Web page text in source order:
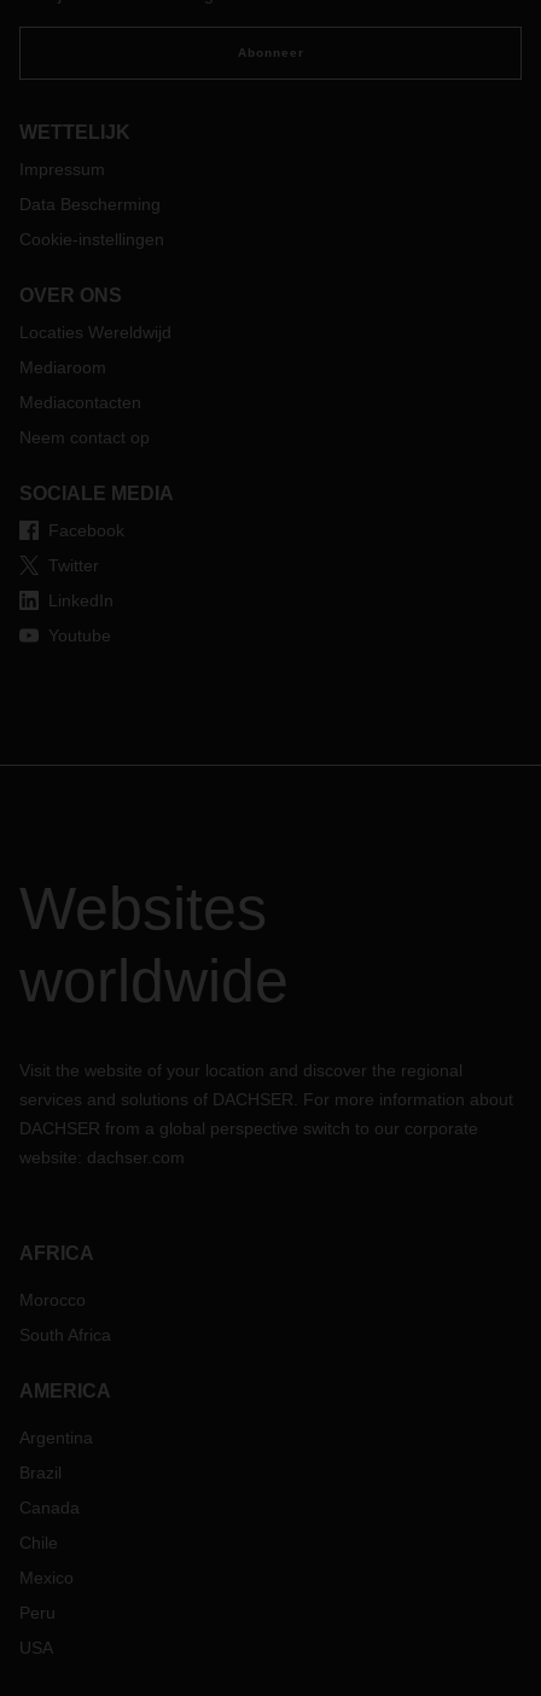
Abonneer
WETTELIJK
Impressum
Data Bescherming
Cookie-instellingen
OVER ONS
Locaties Wereldwijd
Mediaroom
Mediacontacten
Neem contact op
SOCIALE MEDIA
Facebook
Twitter
LinkedIn
Youtube
Websites
worldwide
Visit the website of your location and discover the regional
services and solutions of DACHSER. For more information about
DACHSER from a global perspective switch to our corporate
website: dachser.com
AFRICA
Morocco
South Africa
AMERICA
Argentina
Brazil
Canada
Chile
Mexico
Peru
USA